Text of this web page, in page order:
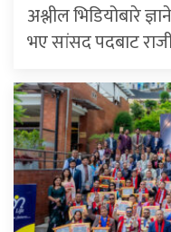
अश्लील भिडियोबारे
भए सांसद पदबाट